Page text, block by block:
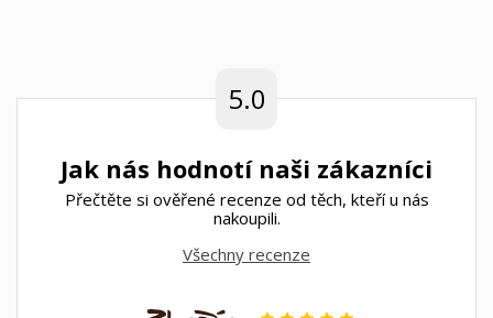
5.0
Jak nás hodnotí naši zákazníci
Přečtěte si ověřené recenze od těch, kteří u nás
nakoupili.
Všechny recenze